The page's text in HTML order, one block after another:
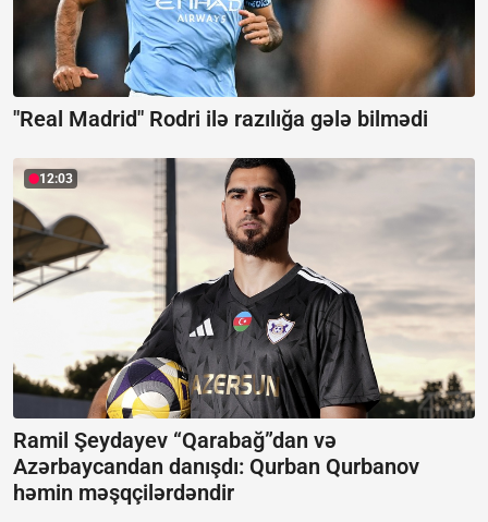
"Real Madrid" Rodri ilə razılığa gələ bilmədi
12:03
Ramil Şeydayev “Qarabağ”dan və
Azərbaycandan danışdı: Qurban Qurbanov
həmin məşqçilərdəndir